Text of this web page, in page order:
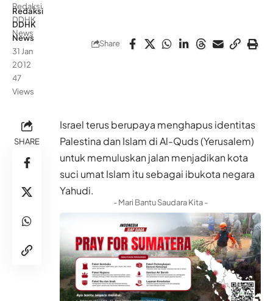
Redaksi
DDHK
News
31 Jan
2012
47
Views
Share
SHARE
Israel terus berupaya menghapus identitas
Palestina dan Islam di Al-Quds (Yerusalem)
untuk memuluskan jalan menjadikan kota
suci umat Islam itu sebagai ibukota negara
Yahudi.
- Mari Bantu Saudara Kita -